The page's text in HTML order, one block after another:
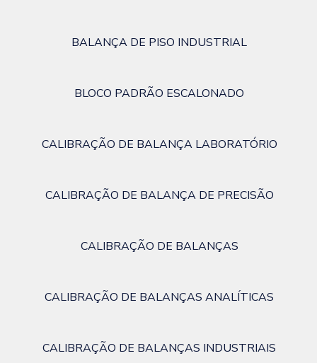
BALANÇA DE PISO INDUSTRIAL
BLOCO PADRÃO ESCALONADO
CALIBRAÇÃO DE BALANÇA LABORATÓRIO
CALIBRAÇÃO DE BALANÇA DE PRECISÃO
CALIBRAÇÃO DE BALANÇAS
CALIBRAÇÃO DE BALANÇAS ANALÍTICAS
CALIBRAÇÃO DE BALANÇAS INDUSTRIAIS